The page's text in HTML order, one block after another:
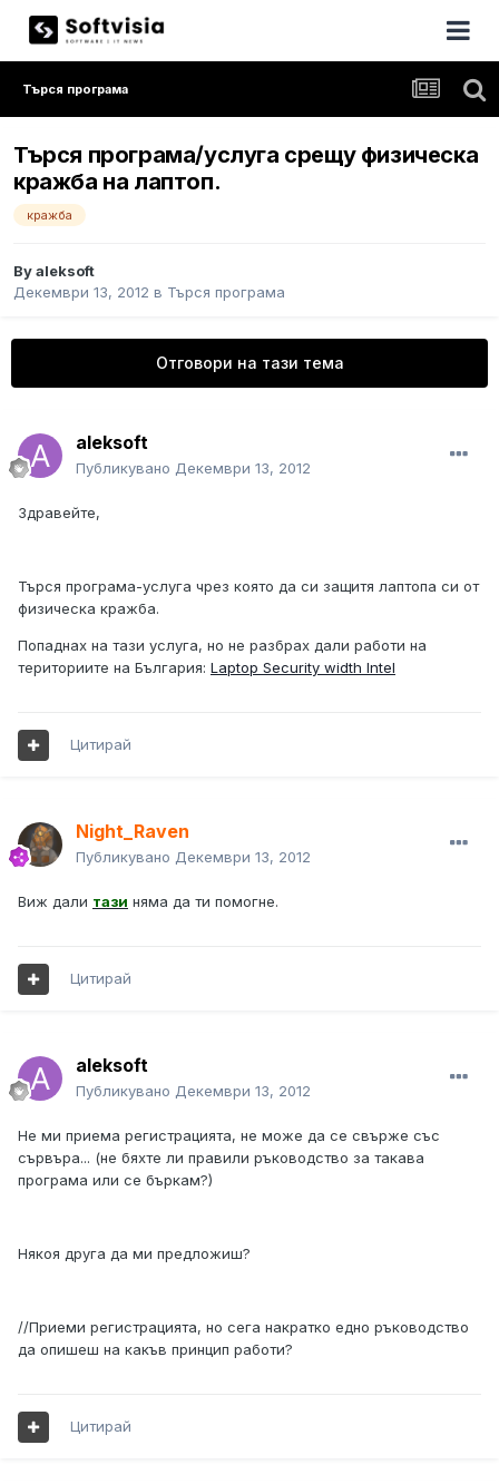
Търся програма
Търся програма/услуга срещу физическа
кражба на лаптоп.
кражба
Byaleksoft
Декември 13, 2012 в Търся програма
Отговори на тази тема
aleksoft
Публикувано Декември 13, 2012
Здравейте,
Търся програма-услуга чрез която да си защитя лаптопа си от
физическа кражба.
Попаднах на тази услуга, но не разбрах дали работи на
териториите на България: Laptop Security width Intel
Цитирай
Night_Raven
Публикувано Декември 13, 2012
Виж дали тази няма да ти помогне.
Цитирай
aleksoft
Публикувано Декември 13, 2012
Не ми приема регистрацията, не може да се свърже със
сървъра... (не бяхте ли правили ръководство за такава
програма или се бъркам?)
Някоя друга да ми предложиш?
//Приеми регистрацията, но сега накратко едно ръководство
да опишеш на какъв принцип работи?
Цитирай